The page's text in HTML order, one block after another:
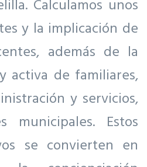
Calculamos unos
y la implicación de
además de la
activa de familiares,
y servicios,
municipales. Estos
se convierten en